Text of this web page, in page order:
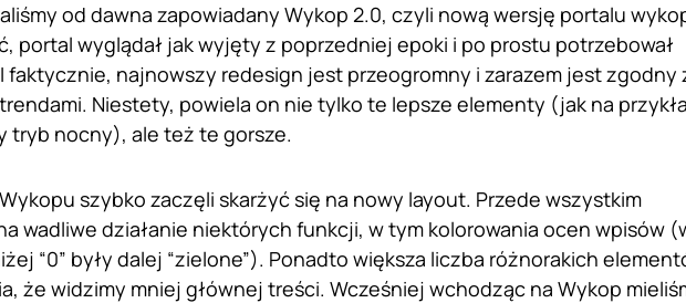
od dawna zapowiadany Wykop 2.0, czyli nową wersję portalu
portal wyglądał jak wyjęty z poprzedniej epoki i po prostu potrzebował
faktycznie, najnowszy redesign jest przeogromny i zarazem jest zgodny
Niestety, powiela on nie tylko te lepsze elementy (jak na
tryb nocny), ale też te gorsze.
szybko zaczęli skarżyć się na nowy layout. Przede wszystkim
wadliwe działanie niektórych funkcji, w tym kolorowania ocen wpisów
“0” były dalej “zielone”). Ponadto większa liczba różnorakich
że widzimy mniej głównej treści. Wcześniej wchodząc na Wykop